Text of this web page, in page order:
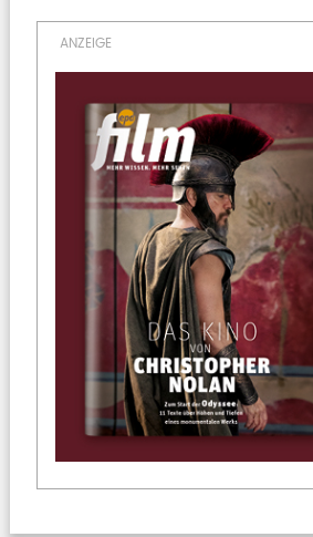
WEITERES ZUM THEMA